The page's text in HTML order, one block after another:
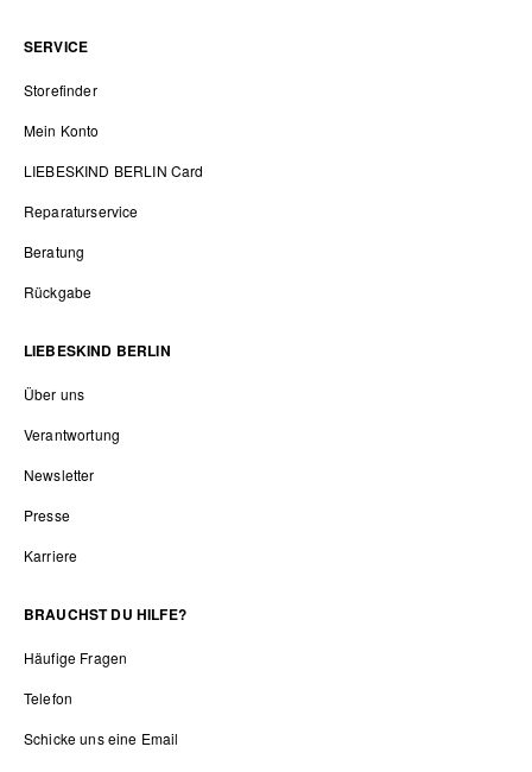
SERVICE
Storefinder
Mein Konto
LIEBESKIND BERLIN Card
Reparaturservice
Beratung
Rückgabe
LIEBESKIND BERLIN
Über uns
Verantwortung
Newsletter
Presse
Karriere
BRAUCHST DU HILFE?
Häufige Fragen
Telefon
Schicke uns eine Email